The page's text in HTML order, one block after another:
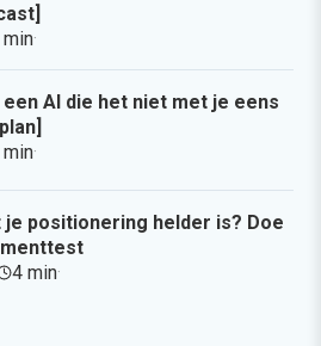
·
AI die het niet met je eens
·
je positionering helder is? Doe
4 min·